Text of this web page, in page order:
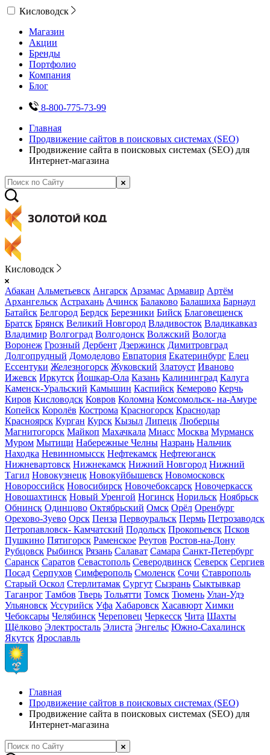
Кисловодск
Магазин
Акции
Бренды
Портфолио
Компания
Блог
8-800-775-73-99
Главная
Продвижение сайтов в поисковых системах (SEO)
Продвижение сайта в поисковых системах (SEO) для
Интернет-магазина
Кисловодск
Абакан Альметьевск Ангарск Арзамас Армавир Артём
Архангельск Астрахань Ачинск Балаково Балашиха Барнаул
Батайск Белгород Бердск Березники Бийск Благовещенск
Братск Брянск Великий Новгород Владивосток Владикавказ
Владимир Волгоград Волгодонск Волжский Вологда
Воронеж Грозный Дербент Дзержинск Димитровград
Долгопрудный Домодедово Евпатория Екатеринбург Елец
Ессентуки Железногорск Жуковский Златоуст Иваново
Ижевск Иркутск Йошкар-Ола Казань Калининград Калуга
Каменск-Уральский Камышин Каспийск Кемерово Керчь
Киров Кисловодск Ковров Коломна Комсомольск- на-Амуре
Копейск Королёв Кострома Красногорск Краснодар
Красноярск Курган Курск Кызыл Липецк Люберцы
Магнитогорск Майкоп Махачкала Миасс Москва Мурманск
Муром Мытищи Набережные Челны Назрань Нальчик
Находка Невинномысск Нефтекамск Нефтеюганск
Нижневартовск Нижнекамск Нижний Новгород Нижний
Тагил Новокузнецк Новокуйбышевск Новомосковск
Новороссийск Новосибирск Новочебоксарск Новочеркасск
Новошахтинск Новый Уренгой Ногинск Норильск Ноябрьск
Обнинск Одинцово Октябрьский Омск Орёл Оренбург
Орехово-Зуево Орск Пенза Первоуральск Пермь Петрозаводск
Петропавловск- Камчатский Подольск Прокопьевск Псков
Пушкино Пятигорск Раменское Реутов Ростов-на-Дону
Рубцовск Рыбинск Рязань Салават Самара Санкт-Петербург
Саранск Саратов Севастополь Северодвинск Северск Сергиев
Посад Серпухов Симферополь Смоленск Сочи Ставрополь
Старый Оскол Стерлитамак Сургут Сызрань Сыктывкар
Таганрог Тамбов Тверь Тольятти Томск Тюмень Улан-Удэ
Ульяновск Уссурийск Уфа Хабаровск Хасавюрт Химки
Чебоксары Челябинск Череповец Черкесск Чита Шахты
Щёлково Электросталь Элиста Энгельс Южно-Сахалинск
Якутск Ярославль
Главная
Продвижение сайтов в поисковых системах (SEO)
Продвижение сайта в поисковых системах (SEO) для
Интернет-магазина